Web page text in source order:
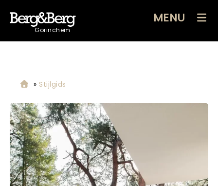
Gorinchem
MENU
» Stijlgids